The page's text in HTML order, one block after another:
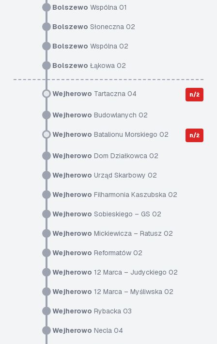
Bolszewo Wspólna 01
Bolszewo Słoneczna 02
Bolszewo Wspólna 02
Bolszewo Łąkowa 02
Wejherowo Tartaczna 04 n/ż
Wejherowo Budowlanych 02
Wejherowo Batalionu Morskiego 02 n/ż
Wejherowo Dom Działkowca 02
Wejherowo Urząd Skarbowy 02
Wejherowo Filharmonia Kaszubska 02
Wejherowo Sobieskiego – GS 02
Wejherowo Mickiewicza – Ratusz 02
Wejherowo Reformatów 02
Wejherowo 12 Marca – Judyckiego 02
Wejherowo 12 Marca – Myśliwska 02
Wejherowo Rybacka 03
Wejherowo Necla 04